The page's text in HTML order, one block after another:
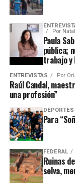
Por
Paula
pública;
trabajo y
ENTREVISTAS Por
Raúl Candal,
una profesión”
DEPORTES
Para
FEDERAL
Ruinas
selva,